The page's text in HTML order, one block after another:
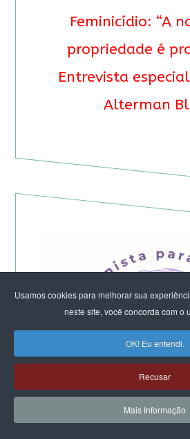
Usamos cookies para melhorar sua
neste site, você concorda com o
OK! Eu entendi.
Recusar
Mais Informação
Feminicídio: “A
propriedade é
Entrevista
Alterman